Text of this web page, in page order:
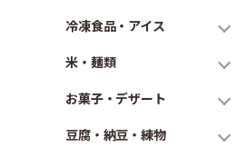
冷凍食品・アイス
米・麺類
お菓子・デザート
豆腐・納豆・練物